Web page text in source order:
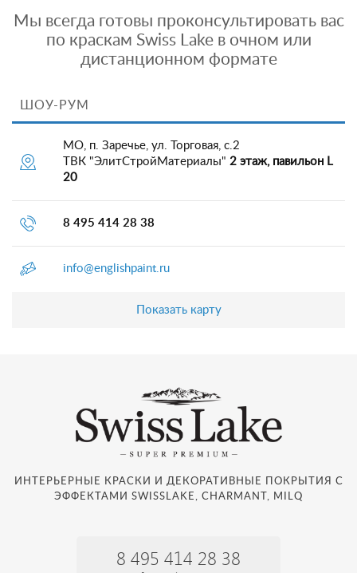
Мы всегда готовы проконсультировать вас
по краскам Swiss Lake в очном или
дистанционном формате
ШОУ-РУМ
МО, п. Заречье, ул. Торговая, с.2
ТВК "ЭлитСтройМатериалы" 2 этаж, павильон L
20
8 495 414 28 38
info@englishpaint.ru
Показать карту
ИНТЕРЬЕРНЫЕ КРАСКИ И ДЕКОРАТИВНЫЕ ПОКРЫТИЯ С
ЭФФЕКТАМИ SWISSLAKE, CHARMANT, MILQ
8 495 414 28 38